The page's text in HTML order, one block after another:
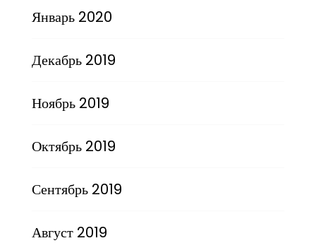
Январь 2020
Декабрь 2019
Ноябрь 2019
Октябрь 2019
Сентябрь 2019
Август 2019